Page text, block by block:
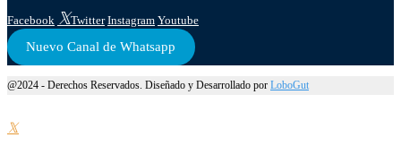
Facebook Twitter Instagram Youtube
Nuevo Canal de Whatsapp
@2024 - Derechos Reservados. Diseñado y Desarrollado por LoboGut